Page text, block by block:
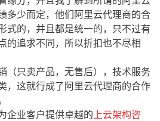
多少而定，他们阿里云代理商的合
式的，并且都是统一的，只不过有
的追求不同，所以折扣也不尽相
（只卖产品，无售后），技术服务
，这就行成了阿里云代理商的合作
企业客户提供卓越的 上云架构咨